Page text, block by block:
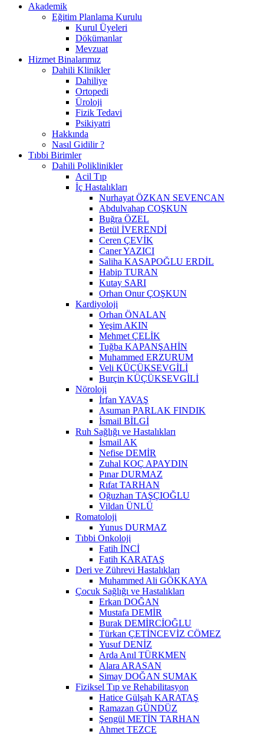
Akademik
Eğitim Planlama Kurulu
Kurul Üyeleri
Dökümanlar
Mevzuat
Hizmet Binalarımız
Dahili Klinikler
Dahiliye
Ortopedi
Üroloji
Fizik Tedavi
Psikiyatri
Hakkında
Nasıl Gidilir ?
Tıbbi Birimler
Dahili Poliklinikler
Acil Tıp
İç Hastalıkları
Nurhayat ÖZKAN SEVENCAN
Abdulvahap COŞKUN
Buğra ÖZEL
Betül İVERENDİ
Ceren ÇEVİK
Caner YAZICI
Saliha KASAPOĞLU ERDİL
Habip TURAN
Kutay SARI
Orhan Onur ÇOŞKUN
Kardiyoloji
Orhan ÖNALAN
Yeşim AKIN
Mehmet ÇELİK
Tuğba KAPANŞAHİN
Muhammed ERZURUM
Veli KÜÇÜKSEVGİLİ
Burçin KÜÇÜKSEVGİLİ
Nöroloji
İrfan YAVAŞ
Asuman PARLAK FINDIK
İsmail BİLGİ
Ruh Sağlığı ve Hastalıkları
İsmail AK
Nefise DEMİR
Zuhal KOÇ APAYDIN
Pınar DURMAZ
Rıfat TARHAN
Oğuzhan TAŞÇIOĞLU
Vildan ÜNLÜ
Romatoloji
Yunus DURMAZ
Tıbbi Onkoloji
Fatih İNCİ
Fatih KARATAŞ
Deri ve Zührevi Hastalıkları
Muhammed Ali GÖKKAYA
Çocuk Sağlığı ve Hastalıkları
Erkan DOĞAN
Mustafa DEMİR
Burak DEMİRCİOĞLU
Türkan ÇETİNCEVİZ CÖMEZ
Yusuf DENİZ
Arda Anıl TÜRKMEN
Alara ARASAN
Simay DOĞAN SUMAK
Fiziksel Tıp ve Rehabilitasyon
Hatice Gülşah KARATAŞ
Ramazan GÜNDÜZ
Şengül METİN TARHAN
Ahmet TEZCE